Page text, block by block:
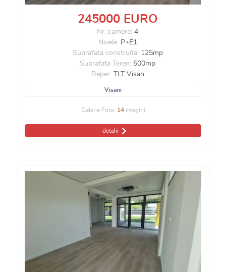
245000 EURO
Nr. camere: 4
Nivele: P+E1
Suprafata construita: 125mp
Suprafata Teren: 500mp
Reper:
TLT Visan
Visani
Galerie Foto: 14imagini
detalii